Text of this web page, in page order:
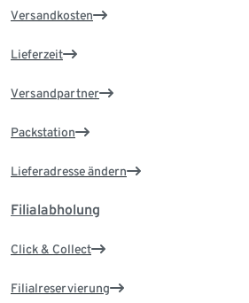
Versandkosten
Lieferzeit
Versandpartner
Packstation
Lieferadresse ändern
Filialabholung
Click & Collect
Filialreservierung